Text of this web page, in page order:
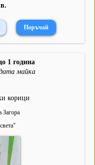
1 година
майка
корици
Загора
"